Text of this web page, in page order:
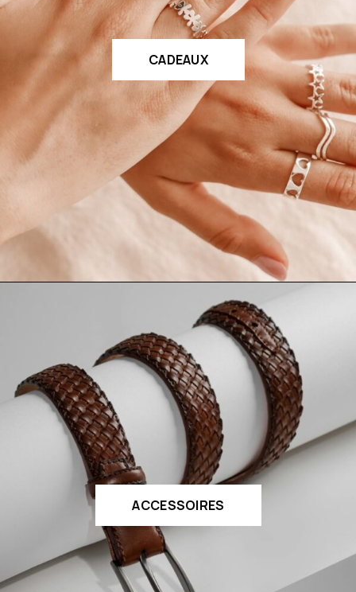
CADEAUX
ACCESSOIRES